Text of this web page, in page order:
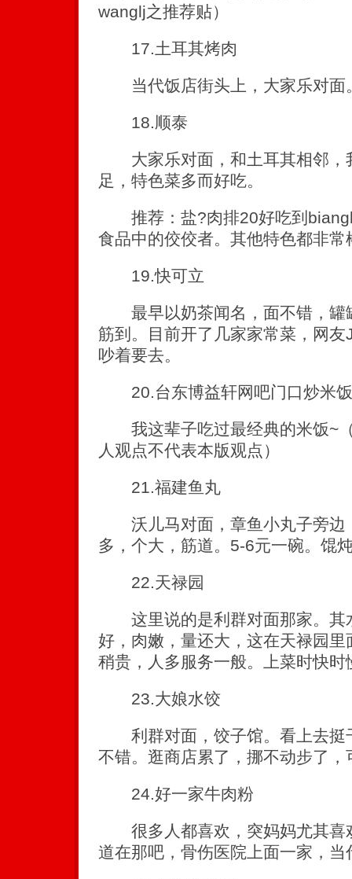
wanglj之推荐贴）
17.土耳其烤肉
当代饭店街头上，大家乐对面
18.顺泰
大家乐对面，和土耳其相邻，
足，特色菜多而好吃。
推荐：盐?肉排20好吃到
食品中的佼佼者。其他特色都非常
19.快可立
最早以奶茶闻名，面不错，罐
筋到。目前开了几家家常菜，网
吵着要去。
20.台东博益轩网吧门口炒米饭
我这辈子吃过最经典的米饭~
人观点不代表本版观点）
21.福建鱼丸
沃儿马对面，章鱼小丸子旁边
多，个大，筋道。5-6元一碗。馄
22.天禄园
这里说的是利群对面那家。其
好，肉嫩，量还大，这在天禄园
稍贵，人多服务一般。上菜时快时
23.大娘水饺
利群对面，饺子馆。看上去挺
不错。逛商店累了，挪不动步了，
24.好一家牛肉粉
很多人都喜欢，突妈妈尤其喜
道在那吧，骨伤医院上面一家，当